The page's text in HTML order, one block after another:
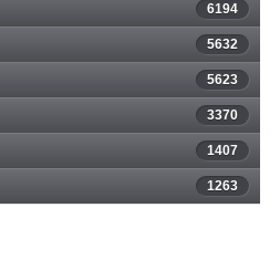
6194
5632
5623
3370
1407
1263